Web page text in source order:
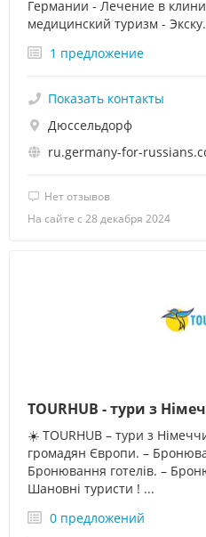
Германии - Лечение в
медицинский туризм -
1 предложение
Нет отзывов
На сайте с 28 декабря 2024
Показать контакты
Дюссельдорф
ru.germany-for-
TOURHUB - тури з
☀️ TOURHUB – тури з
громадян Європи. –
Бронювання готелів. –
Шановні туристи ! ...
0 предложений